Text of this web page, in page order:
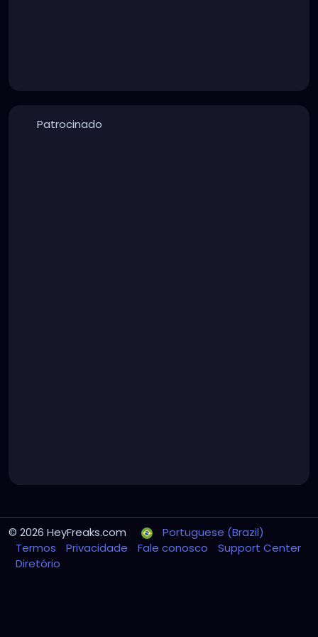
Patrocinado
© 2026 HeyFreaks.com
Portuguese (Brazil)
Termos
Privacidade Fale conosco
Support Center
Diretório